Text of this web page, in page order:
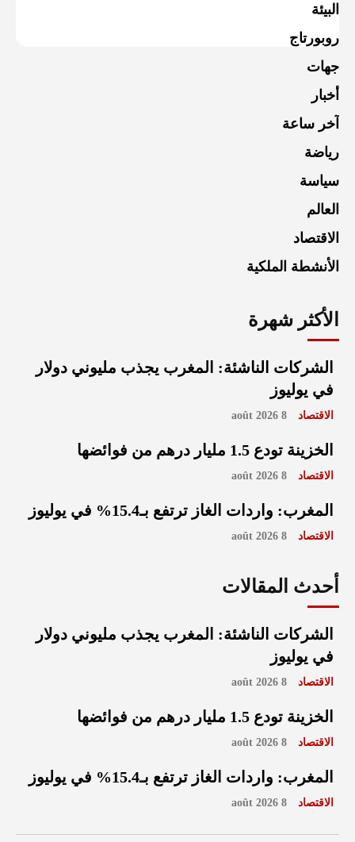
البيئة
روبورتاج
جهات
أخبار
آخر ساعة
رياضة
سياسة
العالم
الاقتصاد
الأنشطة الملكية
الأكثر شهرة
الشركات الناشئة: المغرب يجذب مليوني دولار
في يوليوز
الاقتصاد 8 août 2026
الخزينة تودع 1.5 مليار درهم من فوائضها
الاقتصاد 8 août 2026
المغرب: واردات الغاز ترتفع بـ15.4% في يوليوز
الاقتصاد 8 août 2026
أحدث المقالات
الشركات الناشئة: المغرب يجذب مليوني دولار
في يوليوز
الاقتصاد 8 août 2026
الخزينة تودع 1.5 مليار درهم من فوائضها
الاقتصاد 8 août 2026
المغرب: واردات الغاز ترتفع بـ15.4% في يوليوز
الاقتصاد 8 août 2026